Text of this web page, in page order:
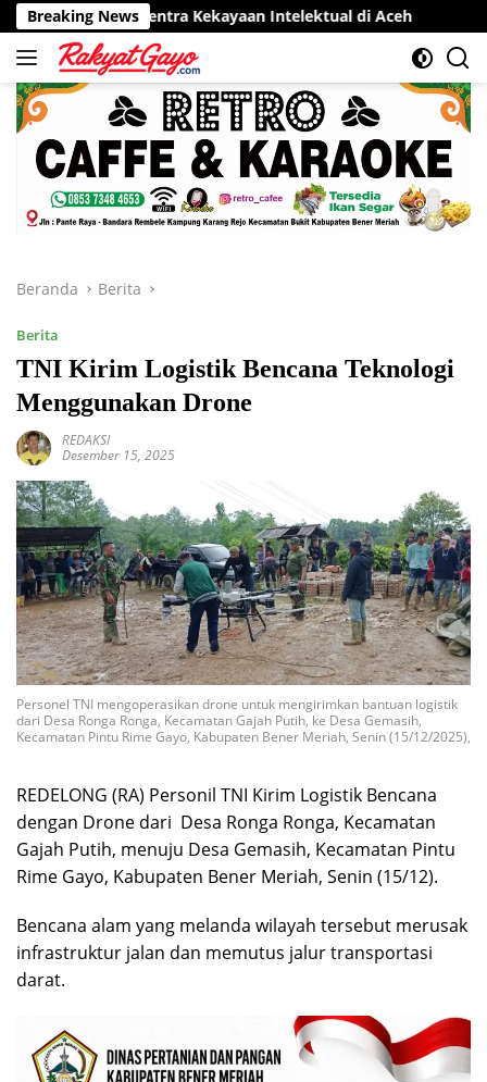
Langsung
ke
konten
Breaking News
Sentra Kekayaan Intelektual di Aceh RSUD Munyang
Beranda Berita
Berita
TNI Kirim Logistik Bencana Teknologi
Menggunakan Drone
REDAKSI
Desember 15, 2025
Personel TNI mengoperasikan drone untuk mengirimkan bantuan logistik
dari Desa Ronga Ronga, Kecamatan Gajah Putih, ke Desa Gemasih,
Kecamatan Pintu Rime Gayo, Kabupaten Bener Meriah, Senin (15/12/2025),
REDELONG (RA) Personil TNI Kirim Logistik Bencana
dengan Drone dari Desa Ronga Ronga, Kecamatan
Gajah Putih, menuju Desa Gemasih, Kecamatan Pintu
Rime Gayo, Kabupaten Bener Meriah, Senin (15/12).
Bencana alam yang melanda wilayah tersebut merusak
infrastruktur jalan dan memutus jalur transportasi
darat.